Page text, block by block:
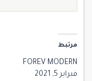
مرتبط
FOREV MODERN
فبراير 5, 2021